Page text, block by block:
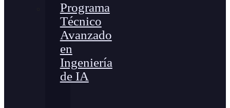
Programa
Técnico
Avanzado
en
Ingeniería
de IA